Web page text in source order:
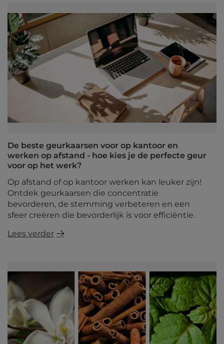
De beste geurkaarsen voor op kantoor en
werken op afstand - hoe kies je de perfecte geur
voor op het werk?
Op afstand of op kantoor werken kan leuker zijn!
Ontdek geurkaarsen die concentratie
bevorderen, de stemming verbeteren en een
sfeer creëren die bevorderlijk is voor efficiëntie.
Lees verder